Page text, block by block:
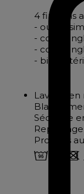
4 finitions
- ourlet
- coins
- coins
- biais
Lavage en
Séchage
Produits
2 u d